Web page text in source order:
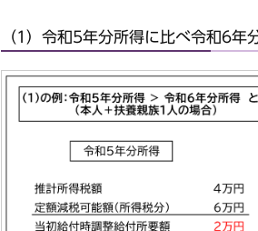
（1）令和5年分所得に比べ令和6年